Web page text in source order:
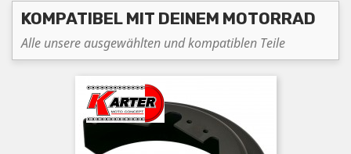
KOMPATIBEL MIT DEINEM MOTORRAD
Alle unsere ausgewählten und kompatiblen Teile